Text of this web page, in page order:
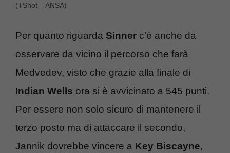
(TShot – ANSA)
Per quanto riguarda Sinner c’è anche da
osservare da vicino il percorso che farà
Medvedev, visto che grazie alla finale di
Indian Wells ora si è avvicinato a 545 punti.
Per essere non solo sicuro di mantenere il
terzo posto ma di attaccare il secondo,
Jannik dovrebbe vincere a Key Biscayne,